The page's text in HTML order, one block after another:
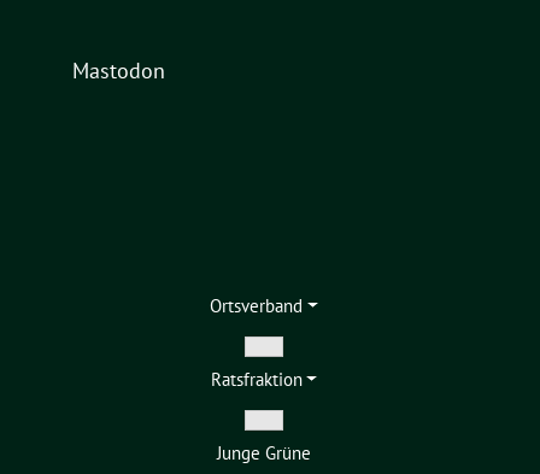
Mastodon
Ortsverband
Zeige
Untermenü
Ratsfraktion
Zeige
Untermenü
Junge Grüne